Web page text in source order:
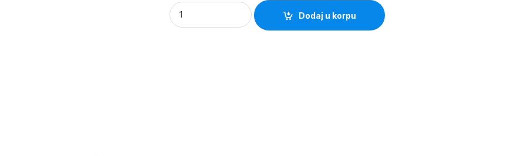
Cekic 800g sa drvenom drskom (MAGG) quantity
Dodaj u korpu